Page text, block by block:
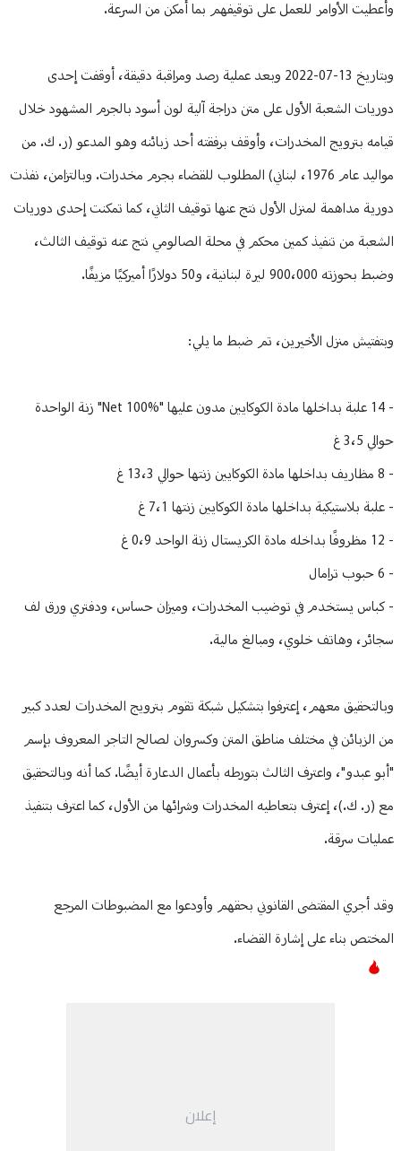
وأعطيت الأوامر للعمل على توقيفهم بما أمكن من السرعة.
وبتاريخ 13-07-2022 وبعد عملية رصد ومراقبة دقيقة، أوقفت إحدى
دوريات الشعبة الأول على متن دراجة آلية لون أسود بالجرم المشهود خلال
قيامه بترويج المخدرات، وأوقف برفقته أحد زبائنه وهو المدعو (ر. ك. من
مواليد عام 1976، لبناني) المطلوب للقضاء بجرم مخدرات. وبالتزامن، نفذت
دورية مداهمة لمنزل الأول نتج عنها توقيف الثاني، كما تمكنت إحدى دوريات
الشعبة من تنفيذ كمين محكم في محلة الصالومي نتج عنه توقيف الثالث،
وضبط بحوزته 900،000 ليرة لبنانية، و50 دولارًا أميركيًا مزيفًا.
وبتفتيش منزل الأخيرين، تم ضبط ما يلي:
- 14 علبة بداخلها مادة الكوكايين مدون عليها "Net 100%" زنة الواحدة
حوالي 3،5 غ
- 8 مظاريف بداخلها مادة الكوكايين زنتها حوالي 13،3 غ
- علبة بلاستيكية بداخلها مادة الكوكايين زنتها 7،1 غ
- 12 مظروفًا بداخله مادة الكريستال زنة الواحد 0،9 غ
- 6 حبوب ترامال
- كباس يستخدم في توضيب المخدرات، وميزان حساس، ودفتري ورق لف
سجائر، وهاتف خلوي، ومبالغ مالية.
وبالتحقيق معهم، إعترفوا بتشكيل شبكة تقوم بترويج المخدرات لعدد كبير
من الزبائن في مختلف مناطق المتن وكسروان لصالح التاجر المعروف بإسم
"أبو عبدو"، واعترف الثالث بتورطه بأعمال الدعارة أيضًا. كما أنه وبالتحقيق
مع (ر. ك.)، إعترف بتعاطيه المخدرات وشرائها من الأول، كما اعترف بتنفيذ
عمليات سرقة.
وقد أجري المقتضى القانوني بحقهم وأودعوا مع المضبوطات المرجع
المختص بناء على إشارة القضاء.
إعلان